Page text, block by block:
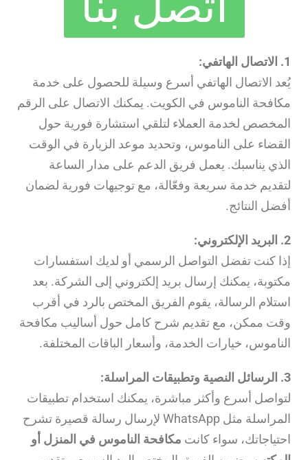
1. الاتصال الهاتفي:
يُعد الاتصال الهاتفي أسرع وسيلة للحصول على خدمة
مكافحة الناموس في الكويت. يمكنك الاتصال على الرقم
المخصص لخدمة العملاء لتلقي استشارة فورية حول
القضاء على الناموس، وتحديد موعد الزيارة في الوقت
الذي يناسبك. يعمل فريق الدعم على مدار الساعة
لتقديم خدمة سريعة وفعّالة، مع توجيهات فورية لضمان
أفضل النتائج.
2. البريد الإلكتروني:
إذا كنت تفضل التواصل الرسمي أو لديك استفسارات
مكتوبة، يمكنك إرسال بريد إلكتروني إلى الشركة. بعد
استلام الرسالة، يقوم الفريق المختص بالرد في أقرب
وقت ممكن، مع تقديم شرح كامل حول أساليب مكافحة
الناموس، خيارات الخدمة، وأسعار الباقات المختلفة.
3. الرسائل النصية وتطبيقات المراسلة:
لتواصل أسرع وأكثر مباشرة، يمكنك استخدام تطبيقات
المراسلة مثل WhatsApp لإرسال رسالة قصيرة تشرح
احتياجاتك، سواء كانت مكافحة الناموس في المنزل أو